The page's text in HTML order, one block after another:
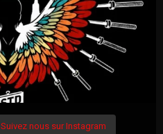
Suivez nous sur Instagram